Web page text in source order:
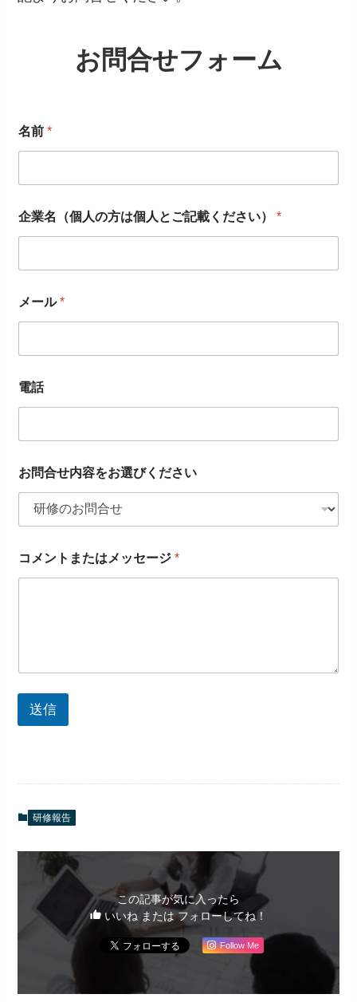
お問合せフォーム
名前*
企業名（個人の方は個人とご記載ください）*
メール*
電話
お問合せ内容をお選びください
コメントまたはメッセージ*
送信
研修報告
この記事が気に入ったら
いいね または フォローしてね！
Follow Me